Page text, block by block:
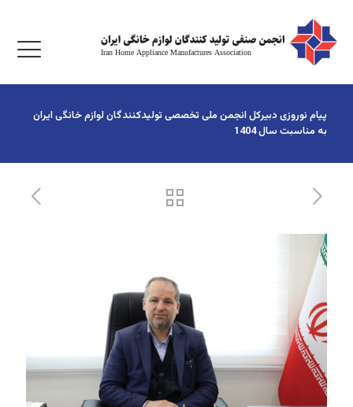
پیام نوروزی دبیرکل انجمن ملی تخصصی تولیدکنندگان لوازم خانگی ایران
به مناسبت سال 1404